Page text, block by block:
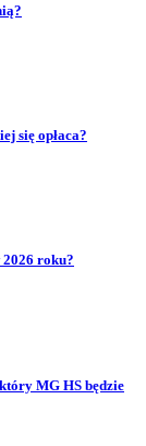
się opłaca?
roku?
MG HS będzie